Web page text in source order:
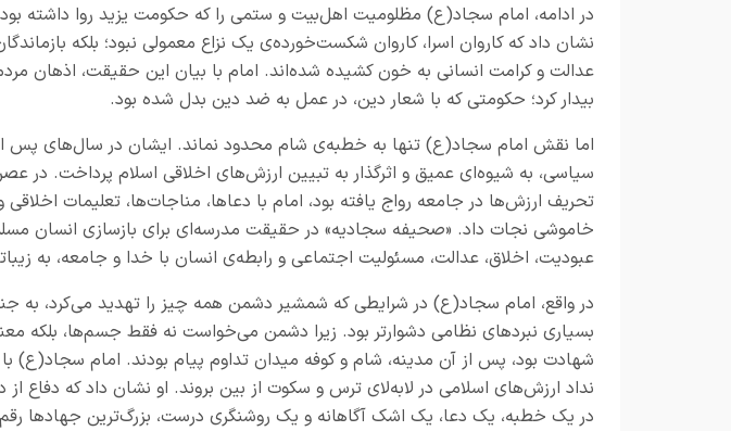
در ادامه، امام سجاد(ع) مظلومیت اهل‌بیت و ستمی را که حکومت یزید روا داشته بود،
نشان داد که کاروان اسرا، کاروان شکست‌خورده‌ی یک نزاع معمولی نبود؛ بلکه
عدالت و کرامت انسانی به خون کشیده شده‌اند. امام با بیان این حقیقت، اذهان
بیدار کرد؛ حکومتی که با شعار دین، در عمل به ضد دین بدل شده بود.
اما نقش امام سجاد(ع) تنها به خطبه‌ی شام محدود نماند. ایشان در سال‌های پس
سیاسی، به شیوه‌ای عمیق و اثرگذار به تبیین ارزش‌های اخلاقی اسلام پرداخت. در
تحریف ارزش‌ها در جامعه رواج یافته بود، امام با دعاها، مناجات‌ها، تعلیمات اخلاقی
خاموشی نجات داد. «صحیفه سجادیه» در حقیقت مدرسه‌ای برای بازسازی انسان
عبودیت، اخلاق، عدالت، مسئولیت اجتماعی و رابطه‌ی انسان با خدا و جامعه، به
در واقع، امام سجاد(ع) در شرایطی که شمشیر دشمن همه چیز را تهدید می‌کرد، به
بسیاری نبردهای نظامی دشوارتر بود. زیرا دشمن می‌خواست نه فقط جسم‌ها، بلکه
شهادت بود، پس از آن مدینه، شام و کوفه میدان تداوم پیام بودند. امام سجاد(ع)
نداد ارزش‌های اسلامی در لابه‌لای ترس و سکوت از بین بروند. او نشان داد که دفاع
در یک خطبه، یک دعا، یک اشک آگاهانه و یک روشنگری درست، بزرگ‌ترین جهادها